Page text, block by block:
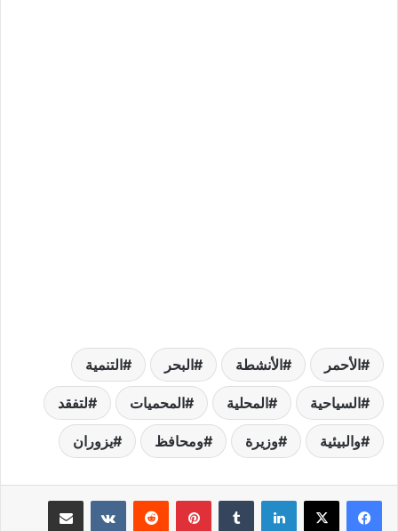
الأحمر الأنشطة البحر التنمية
السياحية المحلية المحميات لتفقد
والبيئية وزيرة ومحافظ يزوران
لينكدإن بينتيريست مشاركة عبر البريد